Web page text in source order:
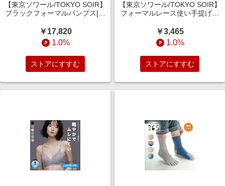
【東京ソワール/TOKYO SOIR】
ブラックフォーマルパンプス[日
￥17,820
1.0%
ストアにすすむ
【東京ソワール/TOKYO SOIR】
フォーマルレース使い手提げバ
￥3,465
1.0%
ストアにすすむ